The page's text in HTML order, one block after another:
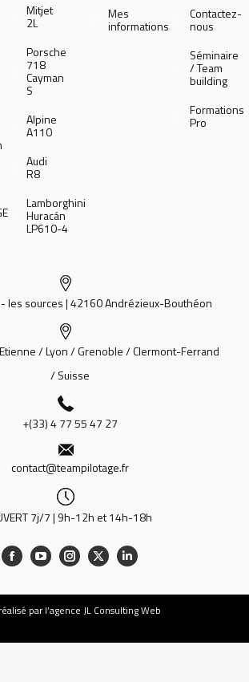
Mitjet
2L
Porsche
718
Cayman
S
Alpine
A110
Audi
R8
Lamborghini
Huracán
LP610-4
Mes
informations
Contactez-
nous
Séminaire
/ Team
building
Formations
Pro
les sources | 42160 Andrézieux-Bouthéon
/ Lyon / Grenoble / Clermont-Ferrand
/ Suisse
+(33) 4 77 55 47 27
contact@teampilotage.fr
7j/7 | 9h-12h et 14h-18h
réalisé par l’agence JL Consulting Web